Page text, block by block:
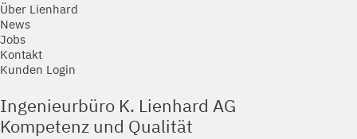
Über Lienhard
News
Jobs
Kontakt
Kunden Login
Ingenieurbüro K. Lienhard AG
Kompetenz und Qualität